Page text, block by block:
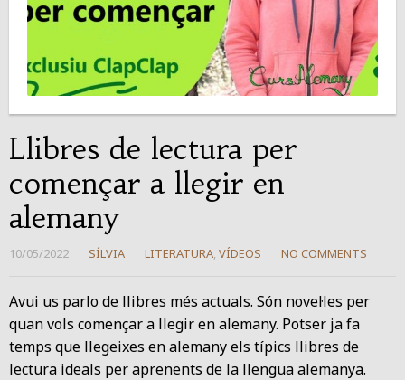
Llibres de lectura per
començar a llegir en
alemany
10/05/2022 SÍLVIA LITERATURA, VÍDEOS NO COMMENTS
Avui us parlo de llibres més actuals. Són novel·les per
quan vols començar a llegir en alemany. Potser ja fa
temps que llegeixes en alemany els típics llibres de
lectura ideals per aprenents de la llengua alemanya.